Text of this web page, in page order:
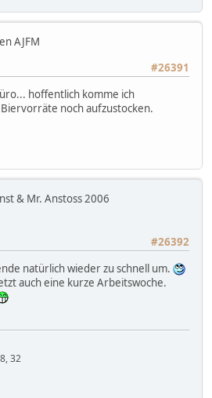
AJFM
#26391
hoffentlich komme ich
noch aufzustocken.
& Mr. Anstoss 2006
#26392
natürlich wieder zu schnell um.
auch eine kurze Arbeitswoche.
32